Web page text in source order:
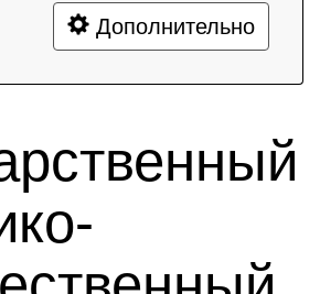
Дополнительно